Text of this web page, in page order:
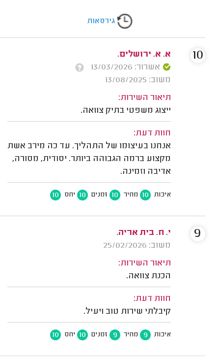
גירסאות
א. א. ירושלים.
אשרור: 13/03/2026
משוב: 13/08/2025
תיאור השירות:
ייצוג משפטי בתיק צוואה.
חוות דעת:
אנחנו בעיצומו של התהליך. עד כה מירב אשת
מקצוע ברמה הגבוהה ביותר. יסודית, מסורה,
אדיבה וזמינה.
איכות 10 מחיר 10 זמנים 10 יחס 10
10
י. ח. בית אריה.
משוב: 25/02/2026
תיאור השירות:
הכנת צוואה.
חוות דעת:
קיבלתי שירות טוב ויעיל.
איכות 9 מחיר 9 זמנים 10 יחס 10
9